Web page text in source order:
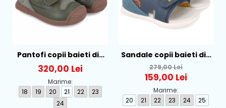
Pantofi copii baieti din
piele Biomecanics,
Verde - 241127-B788
320,00 Lei
Marime:
18
19 20 21 22
23
24
Sandale copii baieti din
piele Biomecanics,
Albastru - 262147-A556
279,00 Lei
159,00 Lei
Marime:
20
21 22 23 24 25